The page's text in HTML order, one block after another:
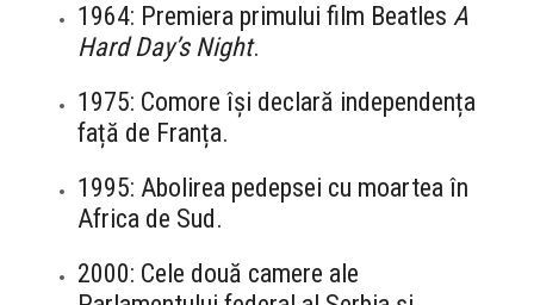
1964: Premiera primului film Beatles A
Hard Day’s Night.
1975: Comore își declară independența
față de Franța.
1995: Abolirea pedepsei cu moartea în
Africa de Sud.
2000: Cele două camere ale